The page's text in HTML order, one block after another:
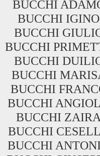
BUCCHI
BUCCHI IGINO
BUCCHI
BUCCHI
BUCCHI
BUCCHI
BUCCHI
BUCCHI
BUCCHI
BUCCHI
BUCCHI